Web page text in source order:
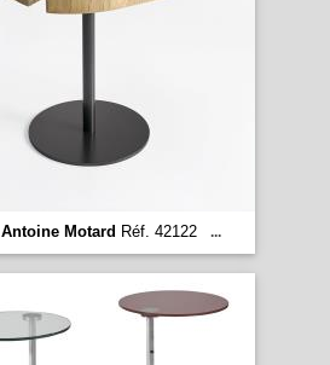
Antoine Motard Réf. 42122 ...